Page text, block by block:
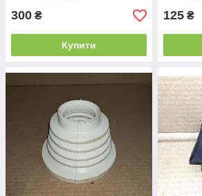
300 ₴
Купити
125 ₴